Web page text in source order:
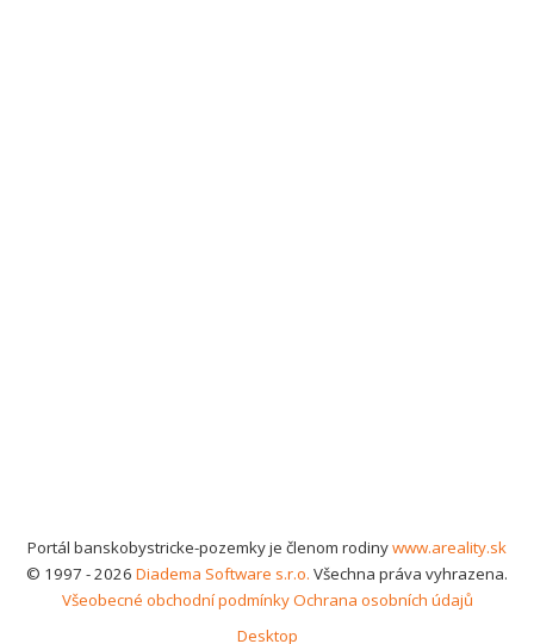
Portál banskobystricke-pozemky je členom rodinywww.areality.sk
© 1997 - 2026 Diadema Software s.r.o. Všechna práva vyhrazena.
Všeobecné obchodní podmínkyOchrana osobních údajů
Desktop